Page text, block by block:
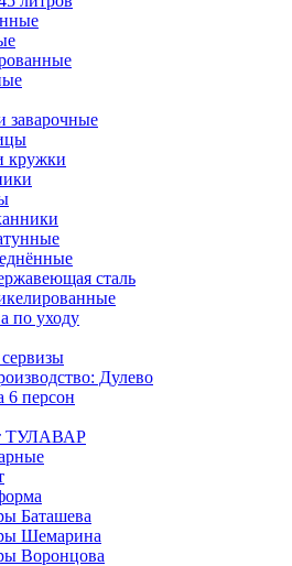
заварочные
кружки
сталь
по уходу
Дулево
6 персон
ТУЛАВАР
Баташева
Шемарина
Воронцова